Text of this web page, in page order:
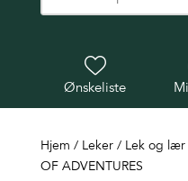
Ønskeliste
Hjem / Leker/ Lek og lær
OF ADVENTURES